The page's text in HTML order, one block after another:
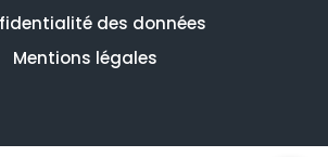
des données
Mentions légales